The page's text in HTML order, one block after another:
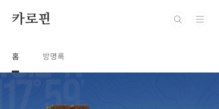
카로핀
홈 방명록